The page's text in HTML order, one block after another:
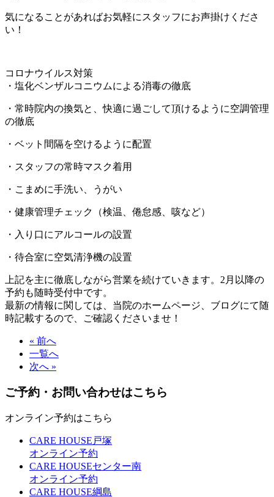
気になることがあればお気軽にスタッフにお声掛けくださ
い！
コロナウイルス対策
・塩化ベンザルコニウムによる消毒の徹底
・常時院内の換気と、快適に過ごして頂けるように空調管理
の徹底
・ベット間隔を空けるように配置
・スタッフの常時マスク着用
・こまめに手洗い、うがい
・健康管理チェック（検温、倦怠感、咳など）
・入り口にアルコールの設置
・待合室に空気清浄機の設置
上記を主に徹底しながら営業を続けていきます。2月以降の
予約も随時受付中です。
最新の情報に関しては、当院のホームページ、ブログにて随
時記載するので、ご確認くださいませ！
« 前へ
一覧へ
次へ »
ご予約・お問い合わせはこちら
オンライン予約はこちら
CARE HOUSE戸塚
オンライン予約
CARE HOUSEセンター南
オンライン予約
CARE HOUSE綱島